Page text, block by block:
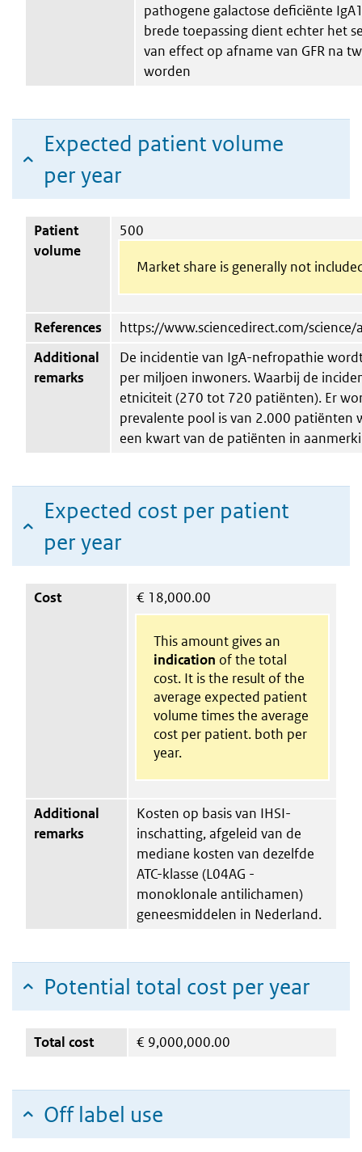
pathogene galactose deficiënte
brede toepassing dient echter het
van effect op afname van GFR na
worden
Expected patient volume
per year
Patient
volume
500
Market share is generally not
References
https://www.sciencedirect.com/
Additional
remarks
De incidentie van IgA-nefropathie
per miljoen inwoners. Waarbij de
etniciteit (270 tot 720 patiënten). Er
prevalente pool is van 2.000 patiënten
een kwart van de patiënten in
Expected cost per patient
per year
Cost € 18,000.00
This amount gives an
indication of the total
cost. It is the result of the
average expected patient
volume times the average
cost per patient. both per
year.
Additional
remarks
Kosten op basis van IHSI-
inschatting, afgeleid van de
mediane kosten van dezelfde
ATC-klasse (L04AG -
monoklonale antilichamen)
geneesmiddelen in Nederland.
Potential total cost per year
Total cost € 9,000,000.00
Off label use